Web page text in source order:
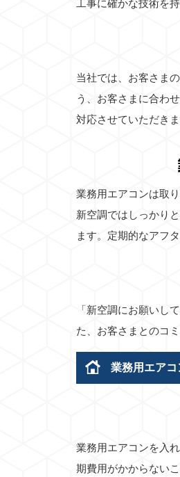
工事に確かな技術を
当社では、お客さま
う、お客さまに合わ
対応させていただき
業務用エアコンは取
新空調ではしっかり
ます。定期的なアフ
「新空調にお願いし
た、お客さまとのコ
業務用エア
業務用エアコンを入
期費用がかからない